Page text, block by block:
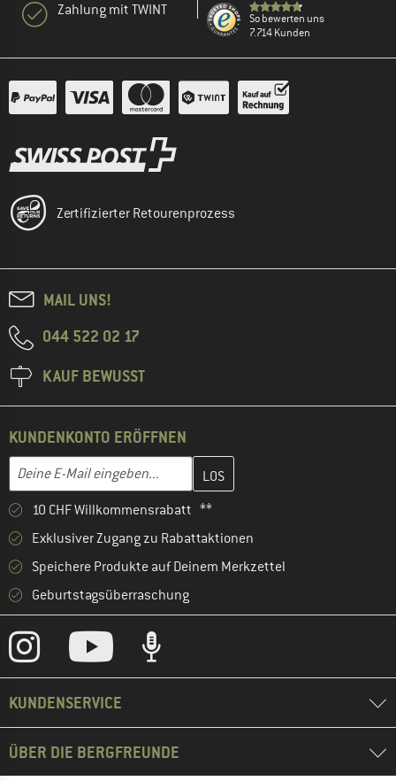
Zahlung mit TWINT
So bewerten uns
7.714 Kunden
Zertifizierter Retourenprozess
MAIL UNS!
044 522 02 17
KAUF BEWUSST
KUNDENKONTO ERÖFFNEN
E-Mail-Adresse
Gib hier deine E-Mail-Adresse ein und erstelle im nächsten
10 CHF Willkommensrabatt **
Exklusiver Zugang zu Rabattaktionen
Speichere Produkte auf Deinem Merkzettel
Geburtstagsüberraschung
KUNDENSERVICE
ÜBER DIE BERGFREUNDE